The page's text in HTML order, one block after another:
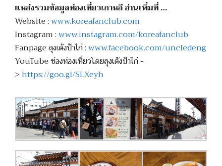
แหล่งรวมข้อมูลท่องเที่ยวเกาหลี อ่านเพิ่มที่ …
Website :www.koreafanclub.com
Instagram :www.instagram.com/koreafanclub
Fanpage ลุงเด้งป้าไก่ :www.facebook.com/uncledeng
YouTube ช่องท่องเที่ยวโดยลุงเด้งป้าไก่ -
>https://goo.gl/SLXeyh